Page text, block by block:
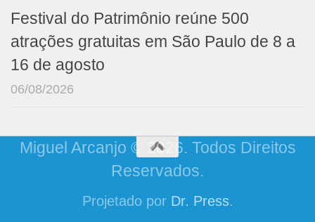
Festival do Patrimônio reúne 500
atrações gratuitas em São Paulo de 8 a
16 de agosto
06/08/2026
Miguel Arcanjo © 2026. Todos Direitos
Reservados.
Projetado por Dr. Press.